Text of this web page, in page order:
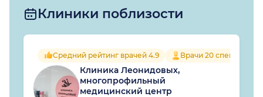
Клиники поблизости
Средний рейтинг врачей 4.9 Врачи 20
Клиника Леонидовых,
многопрофильный
медицинский центр